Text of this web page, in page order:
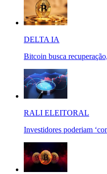
DELTA IA
Bitcoin busca
RALI ELEITORAL
Investidores poderiam